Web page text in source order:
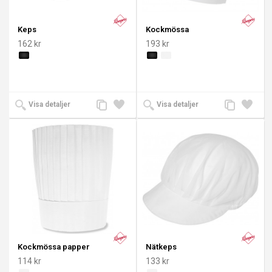
Keps
162 kr
Visa detaljer
Lägg
till i
Lägg
till
jämförelse
Kockmössa
193 kr
Visa detaljer
Lägg
till i
Lägg
till
Kockmössa papper
114 kr
Nätkeps
133 kr